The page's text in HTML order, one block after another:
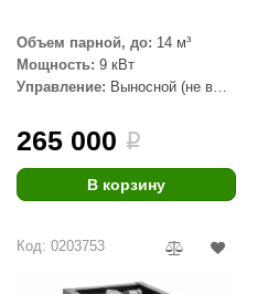
Design
2000
KERN
Объем парной, до: 14 м³
Мощность: 9 кВт
Управление: Выносной (не в
265 000 i
В корзину
Код: 0203753